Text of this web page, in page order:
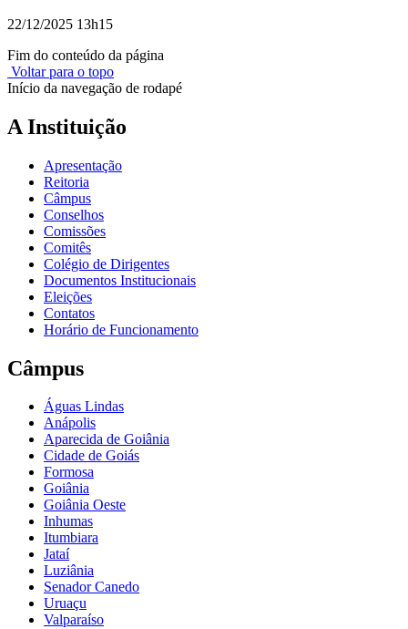
22/12/2025 13h15
Fim do conteúdo da página
Voltar para o topo
Início da navegação de rodapé
A Instituição
Apresentação
Reitoria
Câmpus
Conselhos
Comissões
Comitês
Colégio de Dirigentes
Documentos Institucionais
Eleições
Contatos
Horário de Funcionamento
Câmpus
Águas Lindas
Anápolis
Aparecida de Goiânia
Cidade de Goiás
Formosa
Goiânia
Goiânia Oeste
Inhumas
Itumbiara
Jataí
Luziânia
Senador Canedo
Uruaçu
Valparaíso